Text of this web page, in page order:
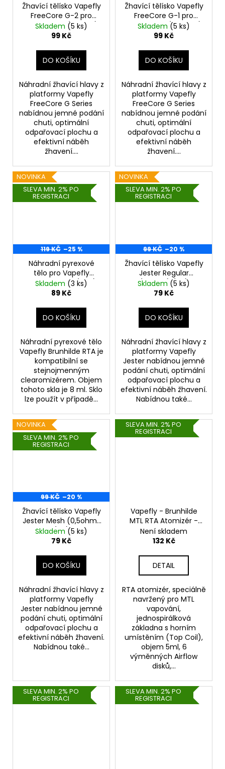
Žhavící tělísko Vapefly
FreeCore G-2 pro
Galaxies Air (1,2ohm)
(1ks)
Skladem (5 ks)
99 Kč
DO KOŠÍKU
Náhradní žhavící hlavy z
platformy Vapefly
FreeCore G Series
nabídnou jemné podání
chuti, optimální
odpařovací plochu a
efektivní náběh
žhavení....
Žhavící tělísko Vapefly
FreeCore G-1 pro
Galaxies Air (0,8ohm)
(1ks)
Skladem (5 ks)
99 Kč
DO KOŠÍKU
Náhradní žhavící hlavy z
platformy Vapefly
FreeCore G Series
nabídnou jemné podání
chuti, optimální
odpařovací plochu a
efektivní náběh
žhavení....
NOVINKA
SLEVA MIN. 2% PO
REGISTRACI
119 KČ –25 %
Náhradní pyrexové
tělo pro Vapefly
Brunhilde RTA (8ml)
Skladem (3 ks)
89 Kč
DO KOŠÍKU
Náhradní pyrexové tělo
Vapefly Brunhilde RTA je
kompatibilní se
stejnojmenným
clearomizérem. Objem
tohoto skla je 8 ml. Sklo
lze použít v případě...
NOVINKA
SLEVA MIN. 2% PO
REGISTRACI
99 KČ –20 %
Žhavící tělísko Vapefly
Jester Regular
(1,2ohm) (1ks)
Skladem (5 ks)
79 Kč
DO KOŠÍKU
Náhradní žhavící hlavy z
platformy Vapefly
Jester nabídnou jemné
podání chuti, optimální
odpařovací plochu a
efektivní náběh žhavení.
Nabídnou také...
NOVINKA
SLEVA MIN. 2% PO
REGISTRACI
99 KČ –20 %
Žhavící tělísko Vapefly
Jester Mesh (0,5ohm)
(1ks)
Skladem (5 ks)
79 Kč
DO KOŠÍKU
Náhradní žhavící hlavy z
platformy Vapefly
Jester nabídnou jemné
podání chuti, optimální
odpařovací plochu a
efektivní náběh žhavení.
Nabídnou také...
SLEVA MIN. 2% PO
REGISTRACI
Vapefly - Brunhilde
MTL RTA Atomizér -
Nerezová lanka 4ks
Není skladem
132 Kč
DETAIL
RTA atomizér, speciálně
navržený pro MTL
vapování,
jednospirálková
základna s horním
umístěním (Top Coil),
objem 5ml, 6
výměnných Airflow
disků,...
SLEVA MIN. 2% PO
REGISTRACI
SLEVA MIN. 2% PO
REGISTRACI